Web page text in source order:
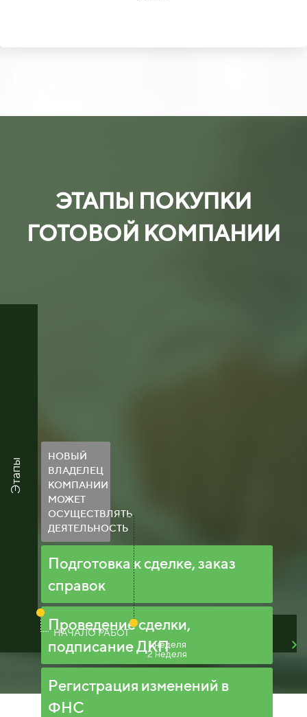
ЭТАПЫ ПОКУПКИ
ГОТОВОЙ КОМПАНИИ
Этапы
НОВЫЙ
ВЛАДЕЛЕЦ
КОМПАНИИ
МОЖЕТ
ОСУЩЕСТВЛЯТЬ
ДЕЯТЕЛЬНОСТЬ
Подготовка к сделке, заказ
справок
Проведение сделки,
подписание ДКП
Регистрация изменений в
ФНС
НАЧАЛО РАБОТ
1 неделя
2 неделя